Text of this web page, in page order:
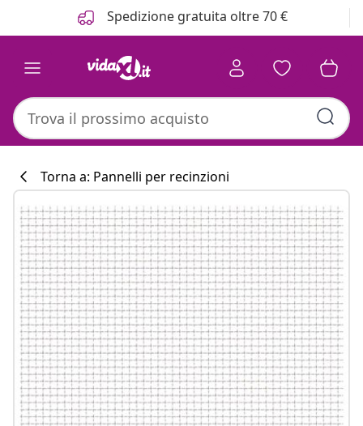
Spedizione gratuita oltre 70 €
Torna a: Pannelli per recinzioni